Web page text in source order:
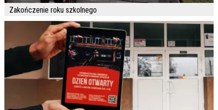
Zakończenie roku szkolnego